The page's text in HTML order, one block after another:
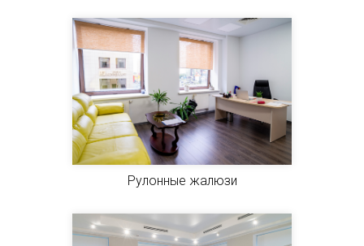
Рулонные жалюзи